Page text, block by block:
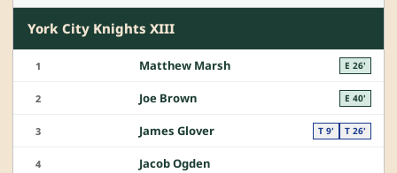
York City Knights XIII
1 Matthew Marsh E 26'
2 Joe Brown E 40'
3 James Glover T 9' T 26'
4 Jacob Ogden